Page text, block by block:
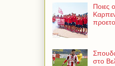
Ποιες
στο